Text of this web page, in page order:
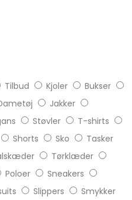
Tilbud Kjoler
Bukser
Jakker
Støvler
T-shirts
Shorts Sko
Tasker
Tørklæder
Poloer
Sneakers
Slippers
Smykker